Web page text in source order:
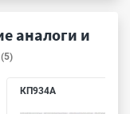
аналоги и
(5)
КП934А